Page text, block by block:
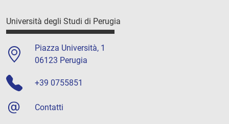
Università degli Studi di Perugia
Piazza Università, 1
06123 Perugia
+39 0755851
Contatti